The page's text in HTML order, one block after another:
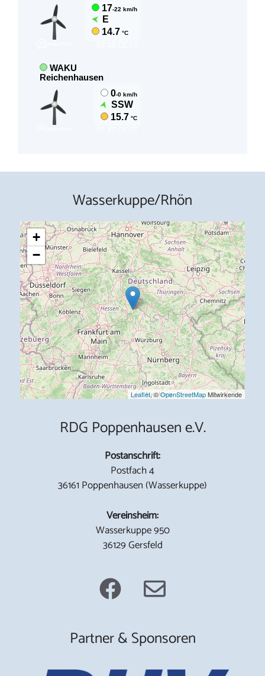
Wasserkuppe/Rhön
+
−
Leaflet, ©OpenStreetMapMitwirkende
RDG Poppenhausen e.V.
Postanschrift:
Postfach 4
36161 Poppenhausen (Wasserkuppe)
Vereinsheim:
Wasserkuppe 950
36129 Gersfeld
Partner & Sponsoren